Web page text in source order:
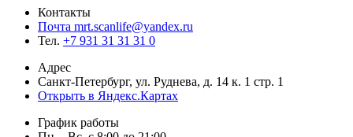
Контакты
Почта mrt.scanlife@yandex.ru
Тел. +7 931 31 31 31 0
Адрес
Санкт-Петербург, ул. Руднева, д. 14 к. 1 стр. 1
Открыть в Яндекс.Картах
График работы